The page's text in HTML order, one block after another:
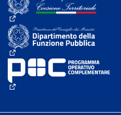
(External link)
(External link)